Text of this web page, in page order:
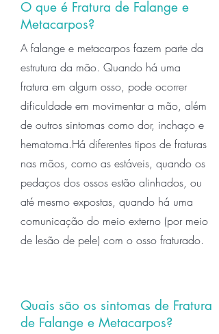
O que é Fratura de Falange e
Metacarpos?
A falange e metacarpos fazem parte da
estrutura da mão. Quando há uma
fratura em algum osso, pode ocorrer
dificuldade em movimentar a mão, além
de outros sintomas como dor, inchaço e
hematoma.Há diferentes tipos de fraturas
nas mãos, como as estáveis, quando os
pedaços dos ossos estão alinhados, ou
até mesmo expostas, quando há uma
comunicação do meio externo (por meio
de lesão de pele) com o osso fraturado.
Quais são os sintomas de Fratura
de Falange e Metacarpos?